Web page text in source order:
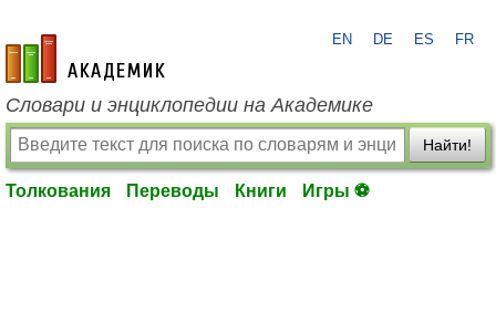
academic.ru
EN DE ES FR
Словари и энциклопедии на Академике
Найти!
Толкования Переводы Книги Игры ⚽